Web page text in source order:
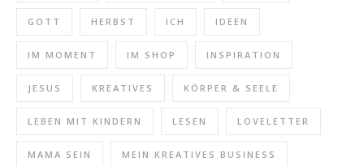
GOTT HERBST ICH IDEEN
IM MOMENT IM SHOP INSPIRATION
JESUS KREATIVES KÖRPER & SEELE
LEBEN MIT KINDERN LESEN LOVELETTER
MAMA SEIN MEIN KREATIVES BUSINESS